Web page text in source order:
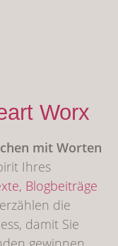
Worx
mit Worten
Ihres
Blogbeiträge
die
damit Sie